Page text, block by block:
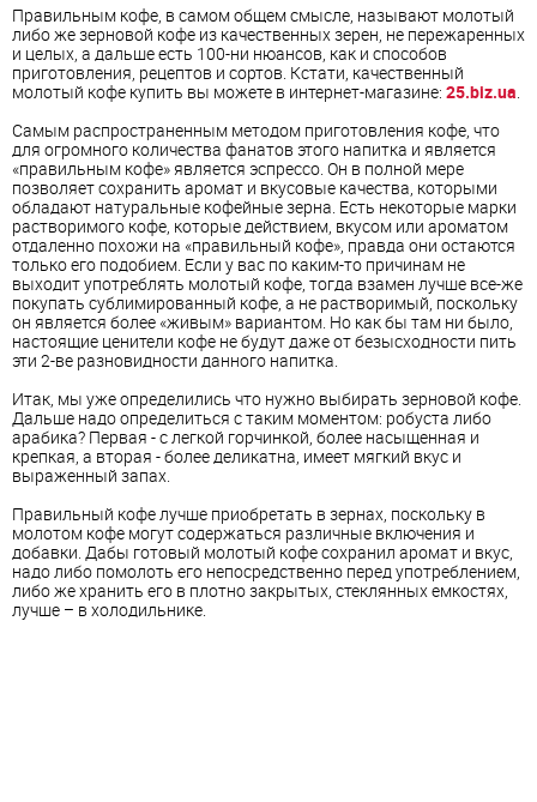
Правильным кофе, в самом общем смысле, называют молотый
либо же зерновой кофе из качественных зерен, не пережаренных
и целых, а дальше есть 100-ни нюансов, как и способов
приготовления, рецептов и сортов. Кстати, качественный
молотый кофе купить вы можете в интернет-магазине: 25.biz.ua
Самым распространенным методом приготовления кофе, что
для огромного количества фанатов этого напитка и является
«правильным кофе» является эспрессо. Он в полной мере
позволяет сохранить аромат и вкусовые качества, которыми
обладают натуральные кофейные зерна. Есть некоторые марки
растворимого кофе, которые действием, вкусом или ароматом
отдаленно похожи на «правильный кофе», правда они остаются
только его подобием. Если у вас по каким-то причинам не
выходит употреблять молотый кофе, тогда взамен лучше все-же
покупать сублимированный кофе, а не растворимый, поскольку
он является более «живым» вариантом. Но как бы там ни было,
настоящие ценители кофе не будут даже от безысходности пить
эти 2-ве разновидности данного напитка.
Итак, мы уже определились что нужно выбирать зерновой кофе.
Дальше надо определиться с таким моментом: робуста либо
арабика? Первая - с легкой горчинкой, более насыщенная и
крепкая, а вторая - более деликатна, имеет мягкий вкус и
выраженный запах.
Правильный кофе лучше приобретать в зернах, поскольку в
молотом кофе могут содержаться различные включения и
добавки. Дабы готовый молотый кофе сохранил аромат и вкус,
надо либо помолоть его непосредственно перед употреблением,
либо же хранить его в плотно закрытых, стеклянных емкостях,
лучше – в холодильнике.